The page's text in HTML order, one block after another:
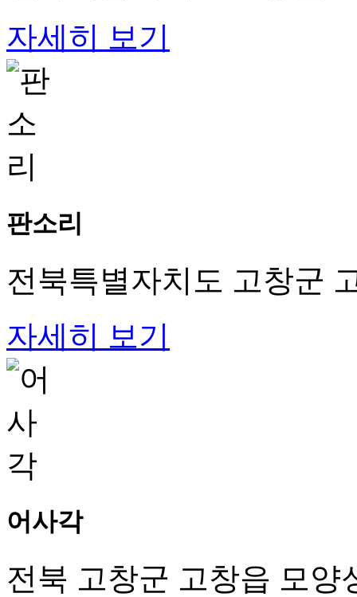
자세히 보기
판소리
전북특별자치도 고창군
자세히 보기
어사각
전북 고창군 고창읍 모양